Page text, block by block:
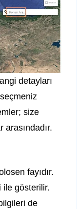
detayları
size
fayıdır.
ile gösterilir.
de